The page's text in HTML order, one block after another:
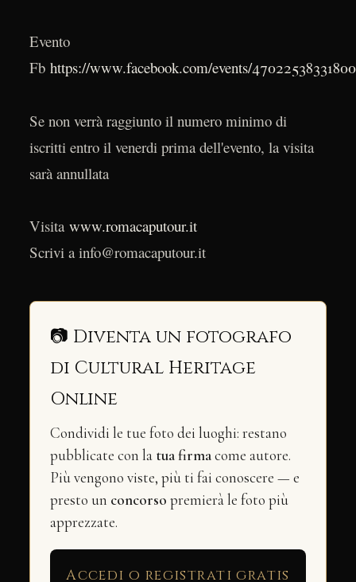
Evento
Fb https://www.facebook.com/events/
Se non verrà raggiunto il numero minimo di
iscritti entro il venerdi prima dell'evento, la visita
sarà annullata
Visita www.romacaputour.it
Scrivi a info@romacaputour.it
📷 Diventa un fotografo
di Cultural Heritage
Online
Condividi le tue foto dei luoghi: restano
pubblicate con la tua firmacome autore.
Più vengono viste, più ti fai conoscere — e
presto un concorso premierà le foto più
apprezzate.
Accedi o registrati gratis